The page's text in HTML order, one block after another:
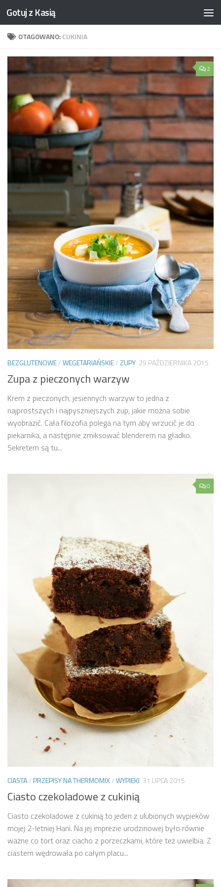
Skip to content
Gotuj z Kasią
OTAGOWANO:CUKINIA
2
BEZGLUTENOWE/WEGETARIAŃSKIE/ZUPY 29 PAŹDZIERNIKA 2015
Zupa z pieczonych warzyw
Krem z pieczonych, jesiennych warzyw to jedna z
najprostszych i najpyszniejszych zup, jakie można sobie
wyobrazić. Cała filozofia polega na tym aby wrzucić je do
piekarnika, a następnie zmiksować blenderem na gładko.
Sekretem są tu...
0
CIASTA/PRZEPISY NA THERMOMIX/WYPIEKI 31 LIPCA 2015
Ciasto czekoladowe z cukinią
Ciasto czekoladowe z cukinią to jeden z ulubionych wypieków
mojej 2-letniej Hani. Na jej imprezie urodzinowej było równie
ważne co tort oraz ciacho z porzeczkami, które też uwielbia. Z
ciastem wędrowała po całym placu...